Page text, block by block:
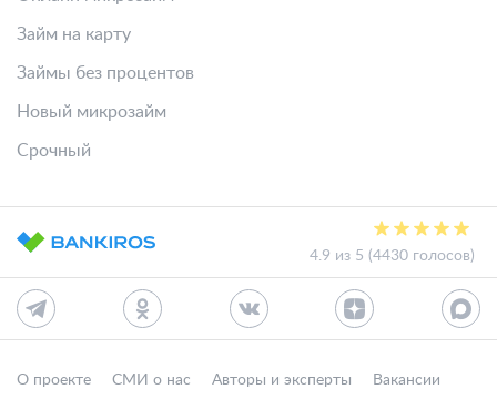
Займ на карту
Займы без процентов
Новый микрозайм
Срочный
4.9 из 5 (4430 голосов)
О проекте СМИ о нас Авторы и эксперты
Вакансии